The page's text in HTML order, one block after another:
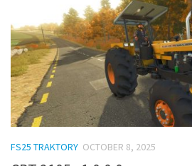
FS25 TRAKTORY OCTOBER 8, 2025